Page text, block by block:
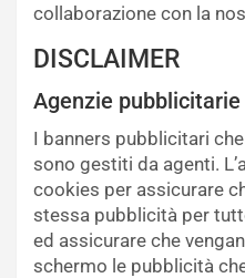
collaborazione con la
DISCLAIMER
Agenzie pubblicitarie
I banners pubblicitari
sono gestiti da agenti.
cookies per assicurare
stessa pubblicità per
ed assicurare che
schermo le pubblicità